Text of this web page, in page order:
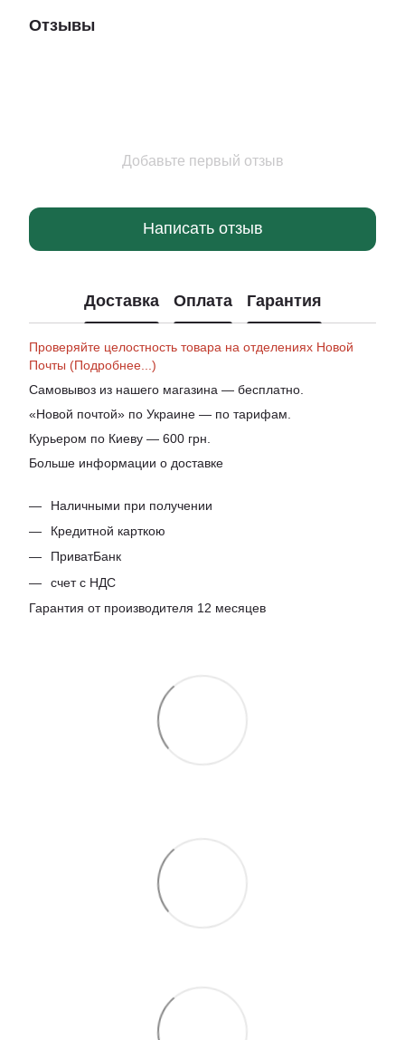
Отзывы
Добавьте первый отзыв
Написать отзыв
Доставка Оплата Гарантия
Проверяйте целостность товара на отделениях Новой
Почты (Подробнее...)
Самовывоз из нашего магазина — бесплатно.
«Новой почтой» по Украине — по тарифам.
Курьером по Киеву — 600 грн.
Больше информации о доставке
Наличными при получении
Кредитной карткою
ПриватБанк
счет с НДС
Гарантия от производителя 12 месяцев